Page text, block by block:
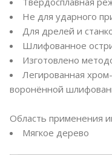
Не для ударного
Для дрелей и
Шлифованное
Изготовлено
Легированная
воронённой
Область применения
Мягкое дерево